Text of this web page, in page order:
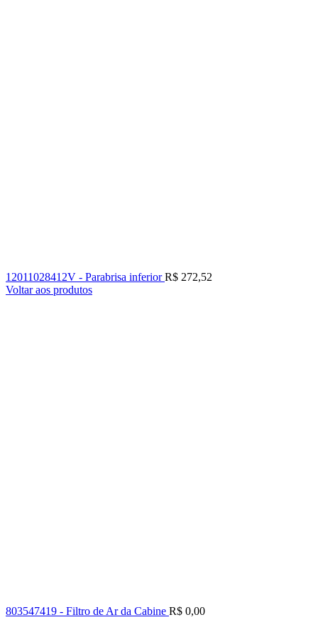
12011028412V - Parabrisa inferiorR$ 272,52
Voltar aos produtos
803547419 - Filtro de Ar da Cabine R$ 0,00